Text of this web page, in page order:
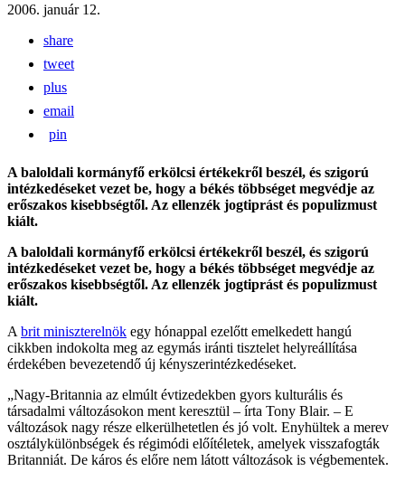
2006. január 12.
share
tweet
plus
email
pin
A baloldali kormányfő erkölcsi értékekről beszél, és szigorú
intézkedéseket vezet be, hogy a békés többséget megvédje az
erőszakos kisebbségtől. Az ellenzék jogtiprást és populizmust
kiált.
A baloldali kormányfő erkölcsi értékekről beszél, és szigorú
intézkedéseket vezet be, hogy a békés többséget megvédje az
erőszakos kisebbségtől. Az ellenzék jogtiprást és populizmust
kiált.
A brit miniszterelnök egy hónappal ezelőtt emelkedett hangú
cikkben indokolta meg az egymás iránti tisztelet helyreállítása
érdekében bevezetendő új kényszerintézkedéseket.
„Nagy-Britannia az elmúlt évtizedekben gyors kulturális és
társadalmi változásokon ment keresztül – írta Tony Blair. – E
változások nagy része elkerülhetetlen és jó volt. Enyhültek a merev
osztálykülönbségek és régimódi előítéletek, amelyek visszafogták
Britanniát. De káros és előre nem látott változások is végbementek.